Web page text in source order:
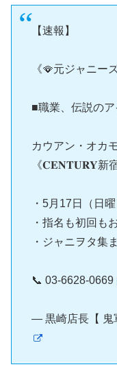
【速報】
《🪭元ジャニー
■職業、伝説のア
カウアン・オカ
《𝐂𝐄𝐍𝐓𝐔𝐑𝐘新
・5月17日（日
・指名も初回も
・ジャニヲタ集
📞 03-6628-0669
— 黒崎店長【 鬼